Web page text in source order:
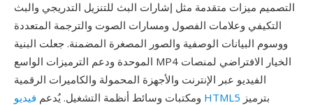
التصميم ميزات متقدمة مثل إشارات البث للتنزيل التدريجي والبث
التكيفي وعلامات الفصول ومسارات الصوت والترجمة المتعددة
ووسوم البيانات الوصفية والصور المصغرة المضمنة. جعلت البنية
الموحدة ودعم الترميزات الواسع MP4 الخيار الافتراضي لمنصات
الفيديو عبر الإنترنت والأجهزة المحمولة والكاميرات الرقمية
ومكتبات وسائط أنظمة التشغيل. يُدعم فيديو HTML5